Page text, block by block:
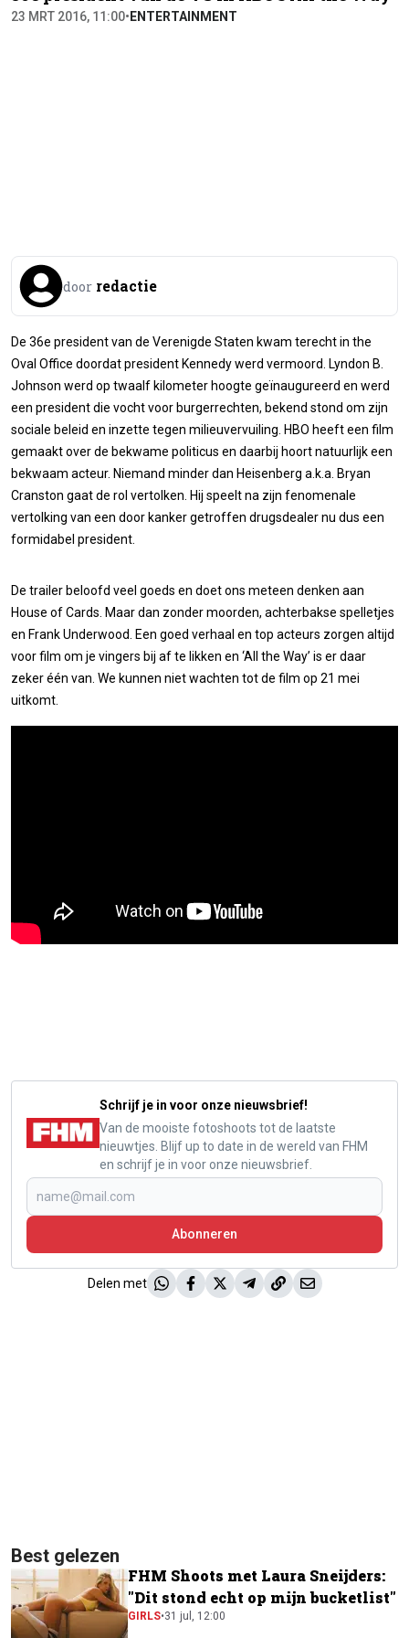
23 MRT 2016, 11:00• ENTERTAINMENT
door redactie
De 36e president van de Verenigde Staten kwam terecht in the
Oval Office doordat president Kennedy werd vermoord. Lyndon B.
Johnson werd op twaalf kilometer hoogte geïnaugureerd en werd
een president die vocht voor burgerrechten, bekend stond om zijn
sociale beleid en inzette tegen milieuvervuiling. HBO heeft een film
gemaakt over de bekwame politicus en daarbij hoort natuurlijk een
bekwaam acteur. Niemand minder dan Heisenberg a.k.a. Bryan
Cranston gaat de rol vertolken. Hij speelt na zijn fenomenale
vertolking van een door kanker getroffen drugsdealer nu dus een
formidabel president.
De trailer beloofd veel goeds en doet ons meteen denken aan
House of Cards. Maar dan zonder moorden, achterbakse spelletjes
en Frank Underwood. Een goed verhaal en top acteurs zorgen altijd
voor film om je vingers bij af te likken en ‘All the Way’ is er daar
zeker één van. We kunnen niet wachten tot de film op 21 mei
uitkomt.
Schrijf je in voor onze nieuwsbrief!
Van de mooiste fotoshoots tot de laatste
nieuwtjes. Blijf up to date in de wereld van FHM
en schrijf je in voor onze nieuwsbrief.
Abonneren
Delen met
Best gelezen
FHM Shoots met Laura Sneijders:
"Dit stond echt op mijn bucketlist"
GIRLS•31 jul, 12:00